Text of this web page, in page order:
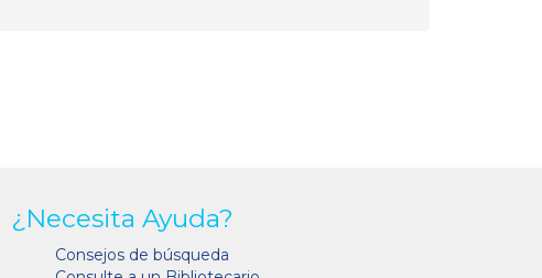
¿Necesita Ayuda?
Consejos de búsqueda